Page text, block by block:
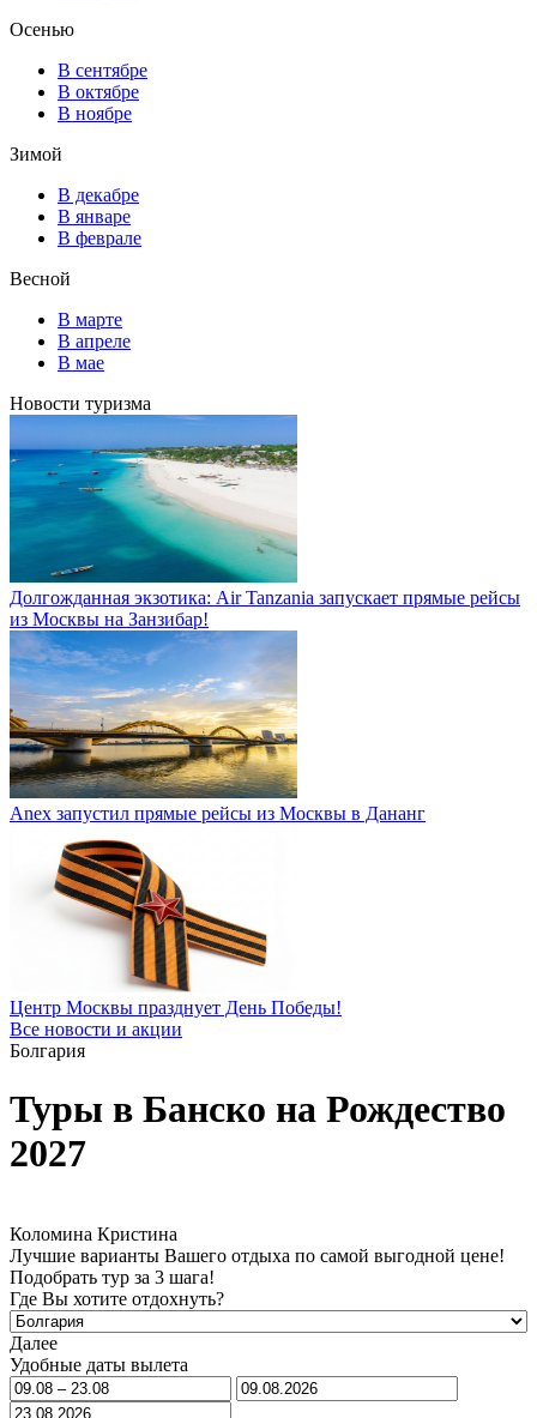
Осенью
В сентябре
В октябре
В ноябре
Зимой
В декабре
В январе
В феврале
Весной
В марте
В апреле
В мае
Новости туризма
Долгожданная экзотика: Air Tanzania запускает прямые рейсы
из Москвы на Занзибар!
Anex запустил прямые рейсы из Москвы в Дананг
Центр Москвы празднует День Победы!
Все новости и акции
Болгария
Туры в Банско на Рождество
2027
Коломина Кристина
Лучшие варианты Вашего отдыха по самой выгодной цене!
Подобрать тур за 3 шага!
Где Вы хотите отдохнуть?
Далее
Удобные даты вылета